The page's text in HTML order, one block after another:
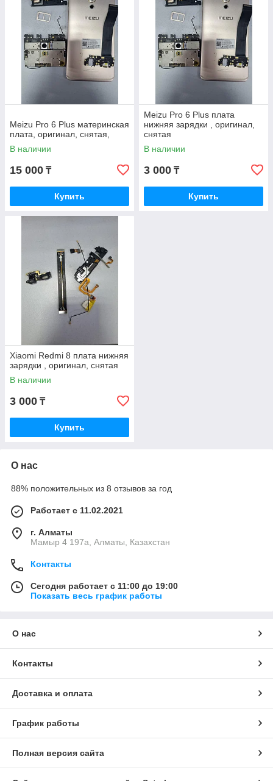
Meizu Pro 6 Plus материнская
плата, оригинал, снятая,
В наличии
15 000 ₸
Купить
Meizu Pro 6 Plus плата
нижняя зарядки , оригинал,
снятая
В наличии
3 000 ₸
Купить
Xiaomi Redmi 8 плата нижняя
зарядки , оригинал, снятая
В наличии
3 000 ₸
Купить
О нас
88% положительных из 8 отзывов за год
Работает с 11.02.2021
г. Алматы
Мамыр 4 197а, Алматы, Казахстан
Контакты
Сегодня работает с 11:00 до 19:00
Показать весь график работы
О нас
Контакты
Доставка и оплата
График работы
Полная версия сайта